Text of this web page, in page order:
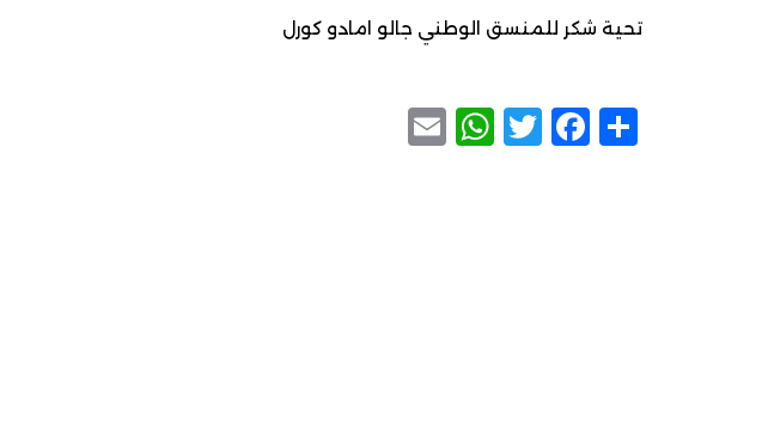
تحية شكر للمنسق الوطني جالو امادو كورل
Share
Facebook
Twitter
WhatsApp